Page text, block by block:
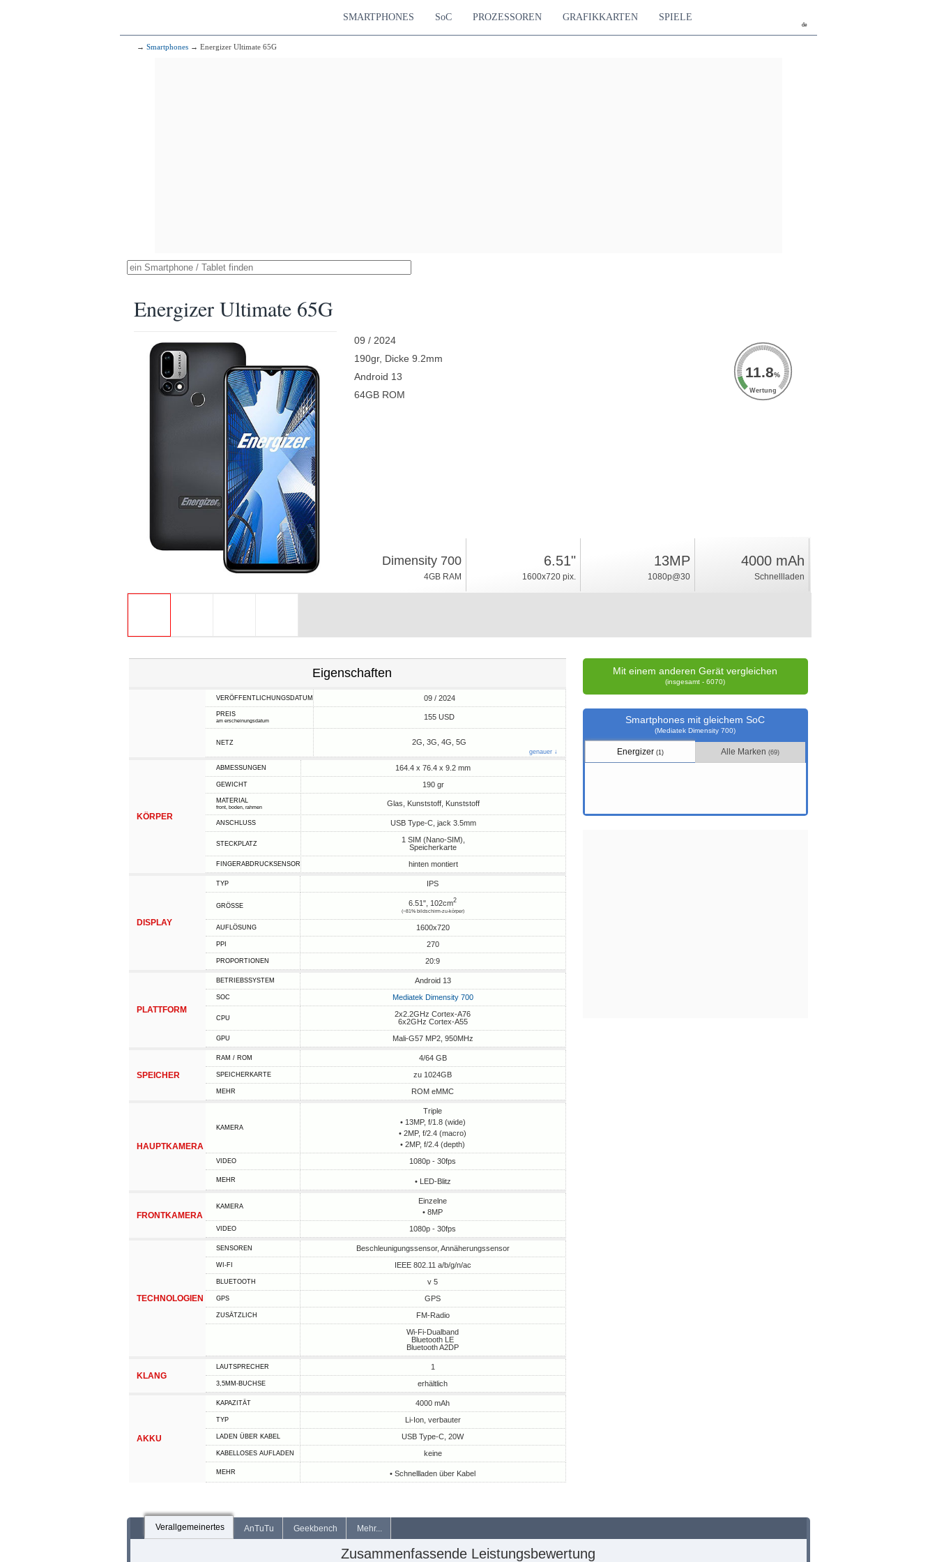
de
SMARTPHONES SoC PROZESSOREN GRAFIKKARTEN SPIELE
→ Smartphones → Energizer Ultimate 65G
Energizer Ultimate 65G
09 / 2024
190gr, Dicke 9.2mm
Android 13
64GB ROM
11.8%
Wertung
Dimensity 700
4GB RAM
6.51"
1600x720 pix.
13MP
1080p@30
4000 mAh
Schnellladen
Eigenschaften
VERÖFFENTLICHUNGSDATUM 09 / 2024
PREIS
am erscheinungsdatum 155 USD
NETZ 2G, 3G, 4G, 5G
genauer ↓
KÖRPER
ABMESSUNGEN 164.4 x 76.4 x 9.2 mm
GEWICHT 190 gr
MATERIAL
front, boden, rahmen Glas, Kunststoff, Kunststoff
ANSCHLUSS USB Type-C, jack 3.5mm
STECKPLATZ
1 SIM (Nano-SIM),
Speicherkarte
FINGERABDRUCKSENSOR hinten montiert
DISPLAY
TYP IPS
GRÖSSE 6.51", 102cm2
(~81% bildschirm-zu-körper)
AUFLÖSUNG 1600x720
PPI 270
PROPORTIONEN 20:9
PLATTFORM
BETRIEBSSYSTEM Android 13
SOC Mediatek Dimensity 700
CPU
2x2.2GHz Cortex-A76
6x2GHz Cortex-A55
GPU Mali-G57 MP2, 950MHz
SPEICHER
RAM / ROM 4/64 GB
SPEICHERKARTE zu 1024GB
MEHR ROM eMMC
HAUPTKAMERA
KAMERA
Triple
• 13MP, f/1.8 (wide)
• 2MP, f/2.4 (macro)
• 2MP, f/2.4 (depth)
VIDEO 1080p - 30fps
MEHR • LED-Blitz
FRONTKAMERA
KAMERA
Einzelne
• 8MP
VIDEO 1080p - 30fps
TECHNOLOGIEN
SENSOREN Beschleunigungssensor, Annäherungssensor
WI-FI IEEE 802.11 a/b/g/n/ac
BLUETOOTH v 5
GPS GPS
ZUSÄTZLICH
FM-Radio
Wi-Fi-Dualband
Bluetooth LE
Bluetooth A2DP
KLANG
LAUTSPRECHER 1
3,5MM-BUCHSE erhältlich
AKKU
KAPAZITÄT 4000 mAh
TYP Li-Ion, verbauter
LADEN ÜBER KABEL USB Type-C, 20W
KABELLOSES AUFLADEN keine
MEHR • Schnellladen über Kabel
Mit einem anderen Gerät vergleichen
(insgesamt - 6070)
Smartphones mit gleichem SoC
(Mediatek Dimensity 700)
Energizer (1) Alle Marken(69)
Verallgemeinertes AnTuTu Geekbench Mehr...
Zusammenfassende Leistungsbewertung